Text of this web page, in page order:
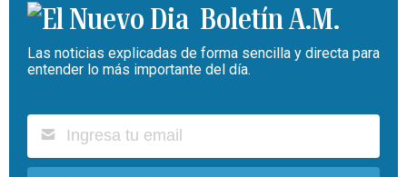
Boletín A.M.
Las noticias explicadas de forma sencilla y directa para
entender lo más importante del día.